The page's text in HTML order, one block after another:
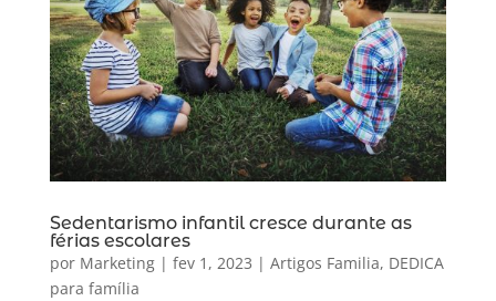
Sedentarismo infantil cresce durante as
férias escolares
por Marketing| fev 1, 2023 | Artigos Familia, DEDICA
para família